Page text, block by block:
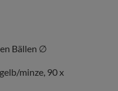
Bällen ∅
minze, 90 x